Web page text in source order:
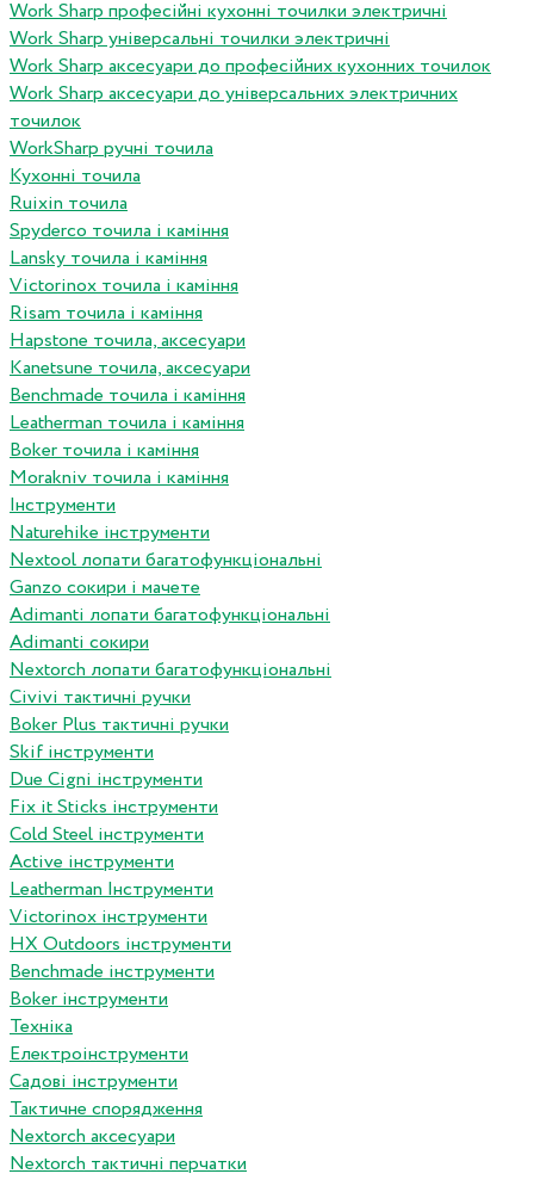
Work Sharp професiйнi кухоннi точилки электричнi
Work Sharp унiверсальнi точилки электричнi
Work Sharp аксесуари до професiйних кухонних точилок
Work Sharp аксесуари до унiверсальних электричних
точилок
WorkSharp ручні точила
Кухонні точила
Ruixin точила
Spyderco точила і каміння
Lansky точила і каміння
Victorinox точила і каміння
Risam точила і каміння
Hapstone точила, аксесуари
Kanetsune точила, аксесуари
Benchmade точила і каміння
Leatherman точила і каміння
Boker точила і каміння
Morakniv точила і каміння
Інструменти
Naturehike інструменти
Nextool лопати багатофункціональні
Ganzo сокири і мачете
Adimanti лопати багатофункціональні
Adimanti сокири
Nextorch лопати багатофункціональні
Сivivi тактичні ручки
Boker Plus тактичні ручки
Skif інструменти
Due Cigni інструменти
Fix it Sticks інструменти
Сold Steel інструменти
Active інструменти
Leatherman Інструменти
Victorinox інструменти
HX Outdoors інструменти
Benchmade інструменти
Boker інструменти
Техніка
Електроінструменти
Садові інструменти
Тактичне спорядження
Nextorch аксесуари
Nextorch тактичні перчатки